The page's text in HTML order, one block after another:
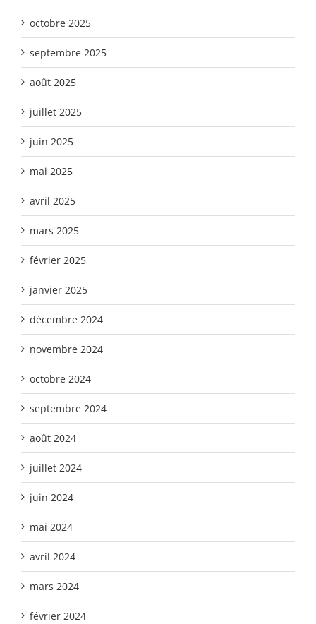
octobre 2025
septembre 2025
août 2025
juillet 2025
juin 2025
mai 2025
avril 2025
mars 2025
février 2025
janvier 2025
décembre 2024
novembre 2024
octobre 2024
septembre 2024
août 2024
juillet 2024
juin 2024
mai 2024
avril 2024
mars 2024
février 2024